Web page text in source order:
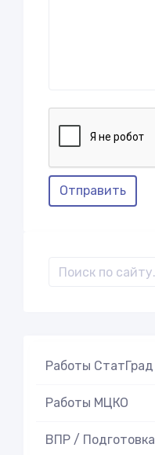
Отправить
Работы СтатГрад
Работы МЦКО
ВПР / Подготовка